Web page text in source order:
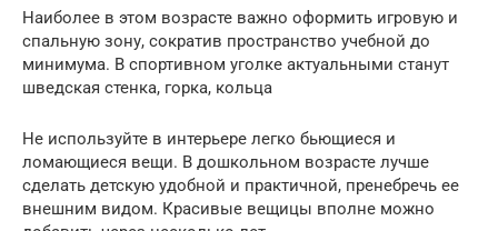
Наиболее в этом возрасте важно оформить игровую и
спальную зону, сократив пространство учебной до
минимума. В спортивном уголке актуальными станут
шведская стенка, горка, кольца
Не используйте в интерьере легко бьющиеся и
ломающиеся вещи. В дошкольном возрасте лучше
сделать детскую удобной и практичной, пренебречь ее
внешним видом. Красивые вещицы вполне можно